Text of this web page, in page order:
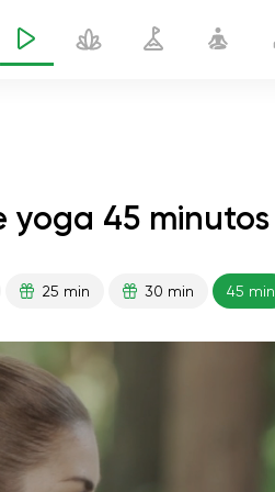
yoga 45 minutos
25 min 30 min 45 min